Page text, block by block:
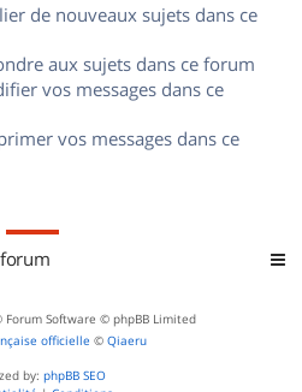
de nouveaux sujets dans ce
aux sujets dans ce forum
vos messages dans ce
vos messages dans ce
Forum Software © phpBB Limited
officielle © Qiaeru
by: phpBB SEO